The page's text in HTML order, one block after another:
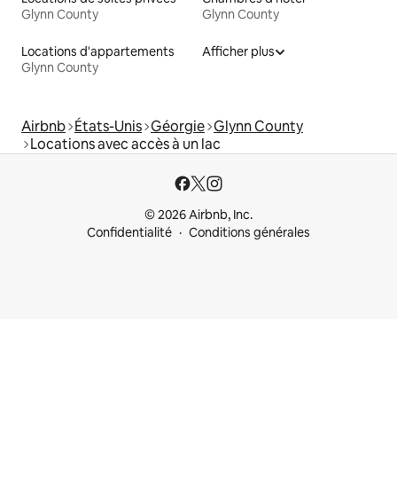
Glynn County
Glynn County
Locations d'appartements
Glynn County
Afficher plus
Airbnb États-Unis Géorgie Glynn County
Locations avec accès à un lac
© 2026 Airbnb, Inc.
Confidentialité
Conditions générales